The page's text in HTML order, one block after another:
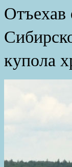
Отъехав
купола